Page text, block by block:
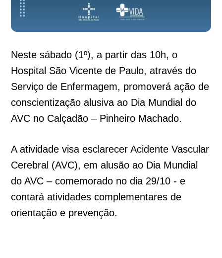
Neste sábado (1º), a partir das 10h, o
Hospital São Vicente de Paulo, através do
Serviço de Enfermagem, promoverá ação de
conscientização alusiva ao Dia Mundial do
AVC no Calçadão – Pinheiro Machado.
A atividade visa esclarecer Acidente Vascular
Cerebral (AVC), em alusão ao Dia Mundial
do AVC – comemorado no dia 29/10 - e
contará atividades complementares de
orientação e prevenção.